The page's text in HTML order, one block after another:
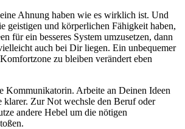
Ahnung haben wie es wirklich ist. Und
geistigen und körperlichen Fähigkeit haben,
für ein besseres System umzusetzen, dann
auch bei Dir liegen. Ein unbequemer
zu bleiben verändert eben
Kommunikatorin. Arbeite an Deinen Ideen
klarer. Zur Not wechsle den Beruf oder
andere Hebel um die nötigen